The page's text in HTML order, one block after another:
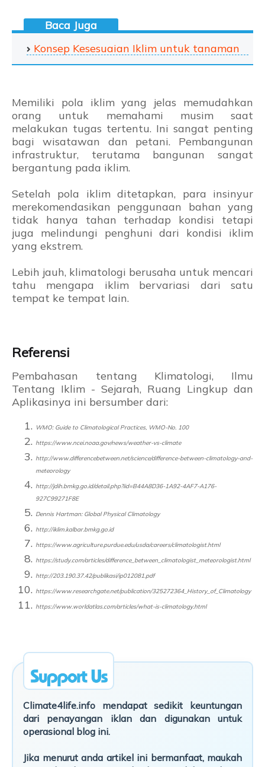
Konsep Kesesuaian Iklim untuk tanaman
Memiliki pola iklim yang jelas memudahkan
orang untuk memahami musim saat
melakukan tugas tertentu. Ini sangat penting
bagi wisatawan dan petani. Pembangunan
infrastruktur, terutama bangunan sangat
bergantung pada iklim.
Setelah pola iklim ditetapkan, para insinyur
merekomendasikan penggunaan bahan yang
tidak hanya tahan terhadap kondisi tetapi
juga melindungi penghuni dari kondisi iklim
yang ekstrem.
Lebih jauh, klimatologi berusaha untuk mencari
tahu mengapa iklim bervariasi dari satu
tempat ke tempat lain.
Referensi
Pembahasan tentang Klimatologi, Ilmu
Tentang Iklim - Sejarah, Ruang Lingkup dan
Aplikasinya ini bersumber dari:
WMO: Guide to Climatological Practices, WMO-No. 100
https://www.ncei.noaa.gov/news/weather-vs-climate
http://www.differencebetween.net/science/difference-between-climatology-and-
meteorology
http://jdih.bmkg.go.id/detail.php?iid=B44A8D36-1A92-4AF7-A176-
927C99271F8E
Dennis Hartman: Global Physical Climatology
http://iklim.kalbar.bmkg.go.id
https://www.agriculture.purdue.edu/usda/careers/climatologist.html
https://study.com/articles/difference_between_climatologist_meteorologist.html
http://203.190.37.42/publikasi/ip012081.pdf
https://www.researchgate.net/publication/325272364_History_of_Climatology
https://www.worldatlas.com/articles/what-is-climatology.html
Climate4life.info mendapat sedikit keuntungan
dari penayangan iklan dan digunakan untuk
operasional blog ini.
Jika menurut anda artikel ini bermanfaat, maukah